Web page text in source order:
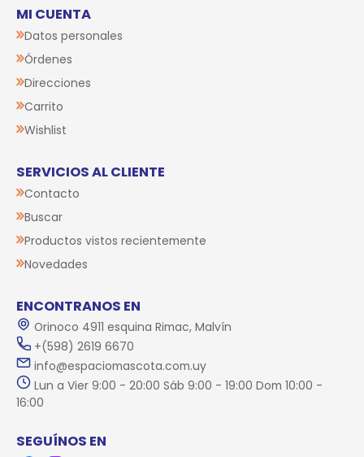
MI CUENTA
Datos personales
Órdenes
Direcciones
Carrito
Wishlist
SERVICIOS AL CLIENTE
Contacto
Buscar
Productos vistos recientemente
Novedades
ENCONTRANOS EN
Orinoco 4911 esquina Rimac, Malvín
+(598) 2619 6670
info@espaciomascota.com.uy
Lun a Vier 9:00 - 20:00 Sáb 9:00 - 19:00 Dom 10:00 -
16:00
SEGUÍNOS EN